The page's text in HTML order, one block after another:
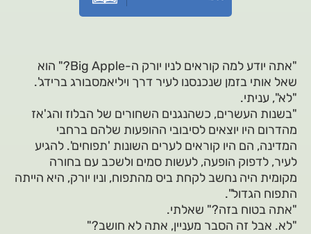
"אתה יודע למה קוראים לניו יורק ה-Big Apple?" הוא
שאל אותי בזמן שנכנסנו לעיר דרך ויליאמסבורג ברידג'.
"לא", עניתי.
"בשנות העשרים, כשהנגנים השחורים של הבלוז והג'אז
מהדרום היו יוצאים לסיבובי ההופעות שלהם ברחבי
המדינה, הם היו קוראים לערים השונות 'תפוחים'. להגיע
לעיר, לדפוק הופעה, לעשות סמים ולשכב עם בחורה
מקומית היה נחשב לקחת ביס מהתפוח, וניו יורק, היא הייתה
התפוח הגדול".
"אתה בטוח בזה?" שאלתי.
"לא. אבל זה הסבר מעניין, אתה לא חושב?"